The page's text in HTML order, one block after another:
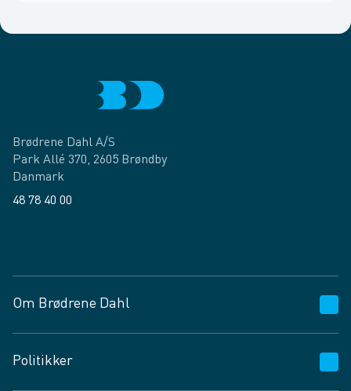
Brødrene Dahl A/S
Park Allé 370, 2605 Brøndby
Danmark
48 78 40 00
Om Brødrene Dahl
Vagttelefon 30 10 89 89
Politikker